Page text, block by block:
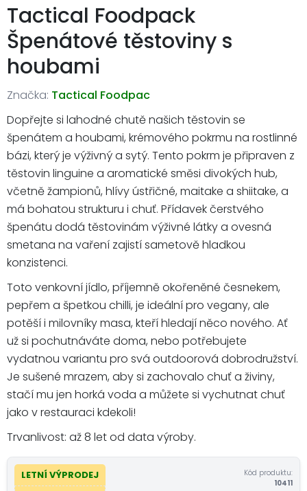
Tactical Foodpack
Špenátové těstoviny s
houbami
Značka: Tactical Foodpac
Dopřejte si lahodné chutě našich těstovin se
špenátem a houbami, krémového pokrmu na rostlinné
bázi, který je výživný a sytý. Tento pokrm je připraven z
těstovin linguine a aromatické směsi divokých hub,
včetně žampionů, hlívy ústřičné, maitake a shiitake, a
má bohatou strukturu i chuť. Přídavek čerstvého
špenátu dodá těstovinám výživné látky a ovesná
smetana na vaření zajistí sametově hladkou
konzistenci.
Toto venkovní jídlo, příjemně okořeněné česnekem,
pepřem a špetkou chilli, je ideální pro vegany, ale
potěší i milovníky masa, kteří hledají něco nového. Ať
už si pochutnáváte doma, nebo potřebujete
vydatnou variantu pro svá outdoorová dobrodružství.
Je sušené mrazem, aby si zachovalo chuť a živiny,
stačí mu jen horká voda a můžete si vychutnat chuť
jako v restauraci kdekoli!
Trvanlivost: až 8 let od data výroby.
LETNÍ VÝPRODEJ
Kód produktu:
10411